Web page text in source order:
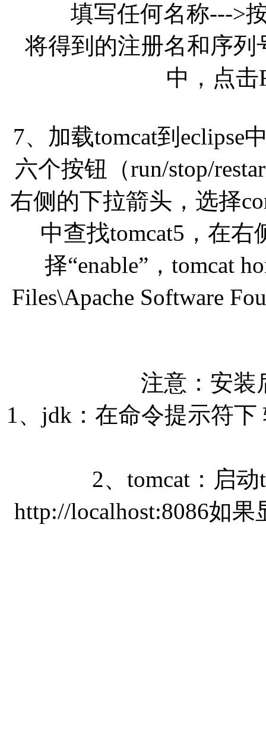
填写任何名称--->
将得到的注册名和序
中，点击
7、加载tomcat到eclipse
六个按钮（run/stop/
右侧的下拉箭头，选择
中查找tomcat5，在右
择“enable”，tomcat
Files\Apache Software
注意：安装
1、jdk：在命令提示符下
2、tomcat：启
http://localhost:8086如果